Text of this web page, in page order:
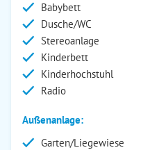
Babybett
Dusche/WC
Stereoanlage
Kinderbett
Kinderhochstuhl
Radio
Außenanlage:
Garten/Liegewiese